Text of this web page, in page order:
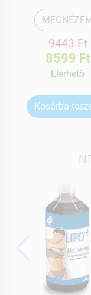
9443 Ft
8599 Ft
Elérhetõ
Kosárba